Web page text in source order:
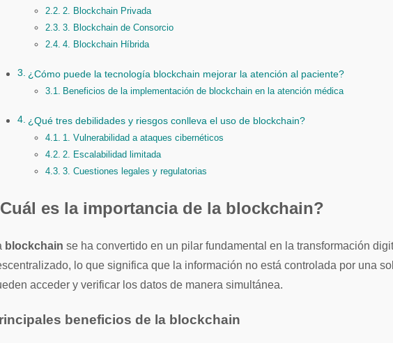
2. Blockchain Privada
3. Blockchain de Consorcio
4. Blockchain Híbrida
¿Cómo puede la tecnología blockchain mejorar la atención al paciente?
Beneficios de la implementación de blockchain en la atención médica
¿Qué tres debilidades y riesgos conlleva el uso de blockchain?
1. Vulnerabilidad a ataques cibernéticos
2. Escalabilidad limitada
3. Cuestiones legales y regulatorias
es la importancia de la blockchain?
blockchain se ha convertido en un pilar fundamental en la transformación
lo que significa que la información no está controlada por una
acceder y verificar los datos de manera simultánea.
beneficios de la blockchain